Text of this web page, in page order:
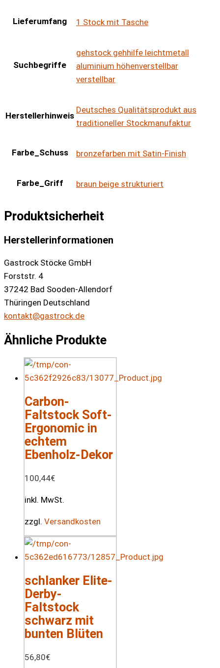
Lieferumfang 1 Stock mit Tasche
Suchbegriffe
gehstock gehhilfe leichtmetall
aluminium höhenverstellbar
verstellbar
Herstellerhinweis
Deutsches Qualitätsprodukt aus
traditioneller Stockmanufaktur
Farbe_Schuss bronzefarben mit Satin-Finish
Farbe_Griff braun beige strukturiert
Produktsicherheit
Herstellerinformationen
Gastrock Stöcke GmbH
Forststr. 4
37242 Bad Sooden-Allendorf
Thüringen Deutschland
kontakt@gastrock.de
Ähnliche Produkte
Carbon-
Faltstock Soft-
Ergonomic in
echtem
Ebenholz-Dekor
100,44€
inkl. MwSt.
zzgl. Versandkosten
schlanker Elite-
Derby-
Faltstock
schwarz mit
bunten Blüten
56,80€